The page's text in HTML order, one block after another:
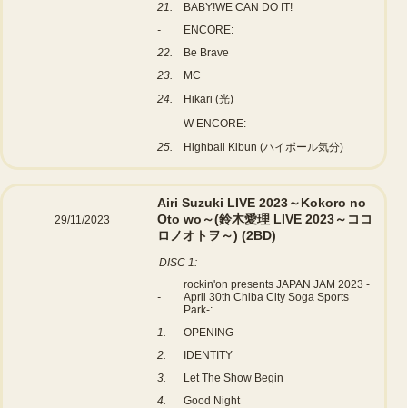
21.
BABY!WE CAN DO IT!
-
ENCORE:
22.
Be Brave
23.
MC
24.
Hikari (光)
-
W ENCORE:
25.
Highball Kibun (ハイボール気分)
29/11/2023
Airi Suzuki LIVE 2023～Kokoro no
Oto wo～(鈴木愛理 LIVE 2023～ココ
ロノオトヲ～) (2BD)
DISC 1:
-
rockin'on presents JAPAN JAM 2023 -
April 30th Chiba City Soga Sports
Park-:
1.
OPENING
2.
IDENTITY
3.
Let The Show Begin
4.
Good Night